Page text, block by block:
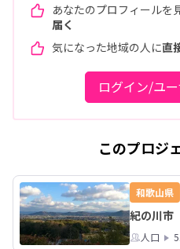
あなたのプロフィールを
届く
気になった地域の人に直
ログイン/ユ
このプロジ
和歌山県
紀の川市
人口